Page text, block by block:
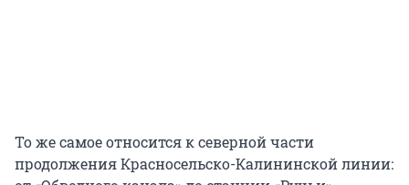
То же самое относится к северной части
продолжения Красносельско-Калининской линии: